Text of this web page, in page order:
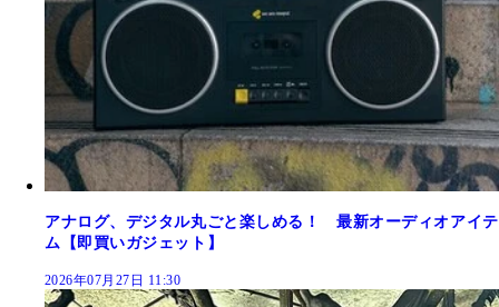
アナログ、デジタル丸ごと楽しめる！ 最新オーディオアイテ
ム【即買いガジェット】
2026年07月27日 11:30